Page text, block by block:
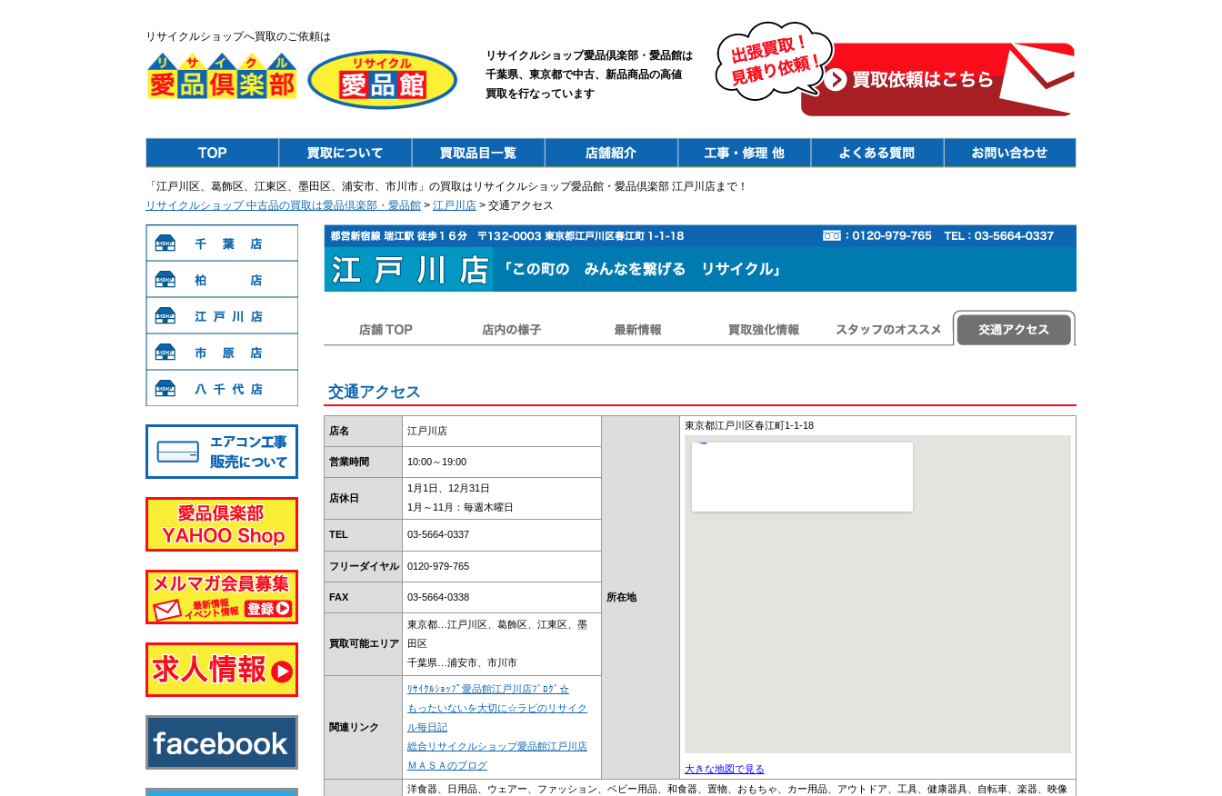
リサイクルショップへ買取のご依頼は
リサイクルショップ愛品倶楽部・愛品館は
千葉県、東京都で中古、新品商品の高値
買取を行なっています
「江戸川区、葛飾区、江東区、墨田区、浦安市、市川市」の買取はリサイクルショップ愛品館・愛品倶楽部 江戸川店まで！
リサイクルショップ 中古品の買取は愛品倶楽部・愛品館 > 江戸川店 > 交通アクセス
交通アクセス
店名 江戸川店
所在地
東京都江戸川区春江町1-1-18
大きな地図で見る
営業時間 10:00～19:00
店休日
1月1日、12月31日
1月～11月：毎週木曜日
TEL 03-5664-0337
フリーダイヤル 0120-979-765
FAX 03-5664-0338
買取可能エリア
東京都…江戸川区、葛飾区、江東区、墨
田区
千葉県…浦安市、市川市
関連リンク
ﾘｻｲｸﾙｼｮｯﾌﾟ愛品館江戸川店ﾌﾞﾛｸﾞ☆
もったいないを大切に☆ラビのリサイク
ル毎日記
総合リサイクルショップ愛品館江戸川店
ＭＡＳＡのブログ
洋食器、日用品、ウェアー、ファッション、ベビー用品、和食器、置物、おもちゃ、カー用品、アウトドア、工具、健康器具、自転車、楽器、映像